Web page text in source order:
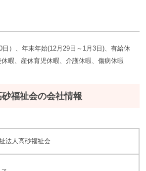
）、年末年始(12月29日～1月3日)、有給休
暇、産休育児休暇、介護休暇、傷病休暇
福祉会の会社情報
法人高砂福祉会